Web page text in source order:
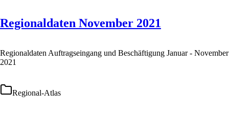
Regionaldaten November 2021
Regionaldaten Auftragseingang und Beschäftigung Januar - November
2021
Regional-Atlas